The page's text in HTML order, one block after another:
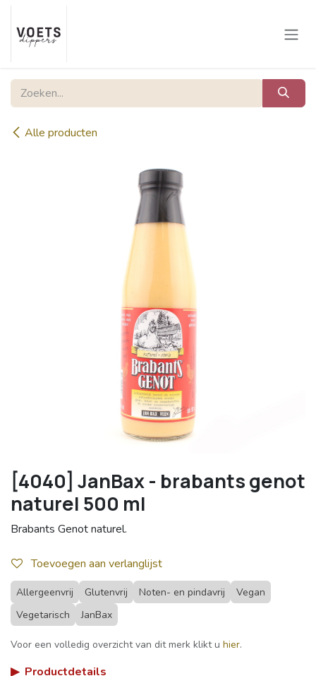
Overslaan naar inhoud
Alle producten
[4040] JanBax - brabants genot
naturel 500 ml
Brabants Genot naturel.
Toevoegen aan verlanglijst
Allergeenvrij Glutenvrij Noten- en pindavrij
Vegan
Vegetarisch
JanBax
Voor een volledig overzicht van dit merk klikt u hier.
▶ Productdetails